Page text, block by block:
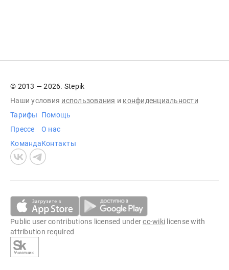
© 2013 — 2026. Stepik
Наши условия использования и конфиденциальности
Тарифы
Прессе
Команда
Помощь
О нас
Контакты
Public user contributions licensed undercc-wiki license with
attribution required